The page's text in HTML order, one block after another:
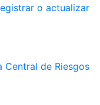
o actualizar
Central de Riesgos